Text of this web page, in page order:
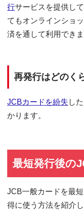
行サービスを提供し
てもオンラインショ
済を通して利用できま
再発行はどのく
JCBカードを紛失 し
かります。
最短発行後の
JCB一般カードを最
得に使う方法を紹介し